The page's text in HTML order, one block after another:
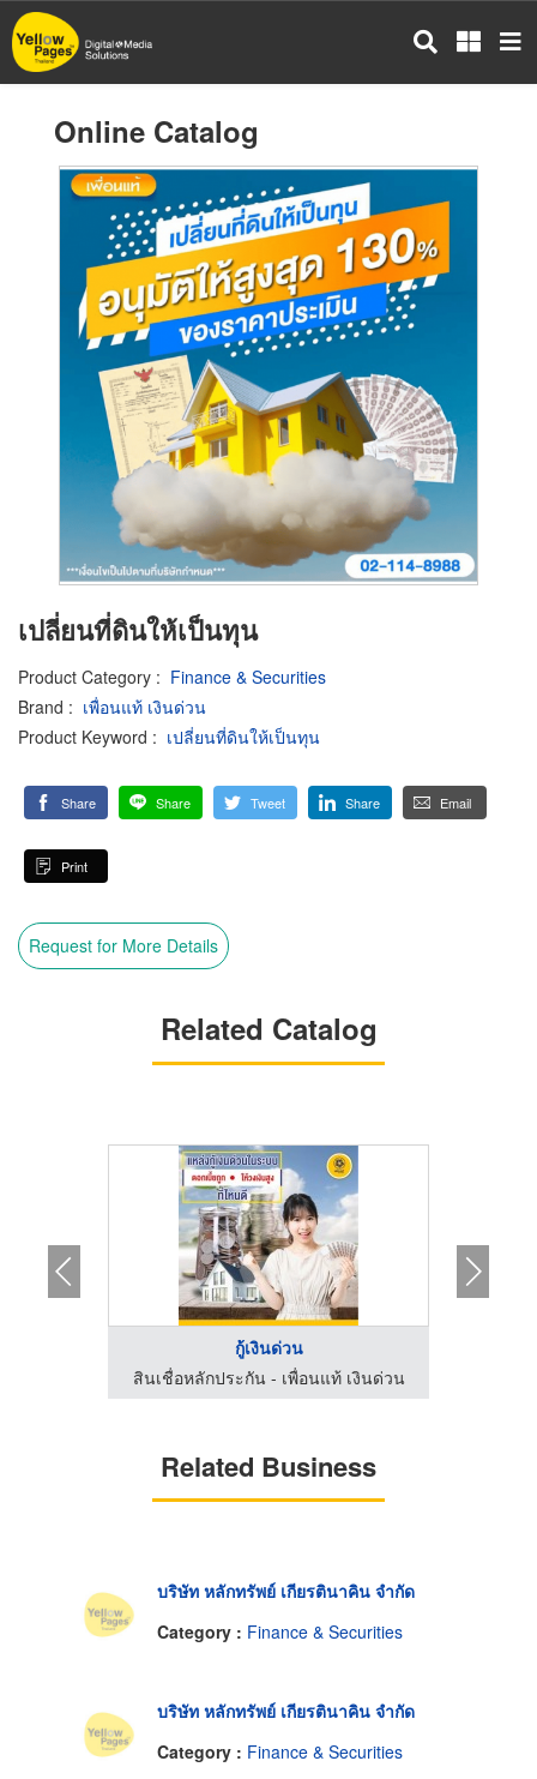
Skip
to
main
Online Catalog
เปลี่ยนที่ดินให้เป็นทุน
Product Category : Finance & Securities
Brand : เพื่อนแท้ เงินด่วน
Product Keyword : เปลี่ยนที่ดินให้เป็นทุน
Share Share Tweet Share Email
Print
Request for More Details
Related Catalog
กู้เงินด่วน
สินเชื่อหลักประกัน - เพื่อนแท้ เงินด่วน
Related Business
บริษัท หลักทรัพย์ เกียรตินาคิน จำกัด
Category : Finance & Securities
บริษัท หลักทรัพย์ เกียรตินาคิน จำกัด
Category : Finance & Securities